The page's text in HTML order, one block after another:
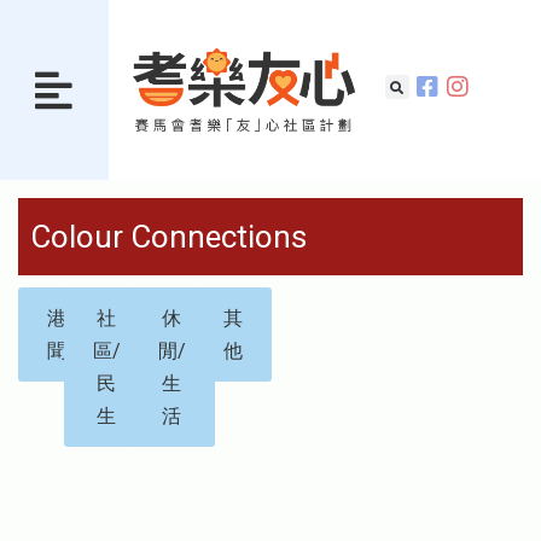
Colour Connections
港
聞
社
區/
民
生
休
閒/
生
活
其
他